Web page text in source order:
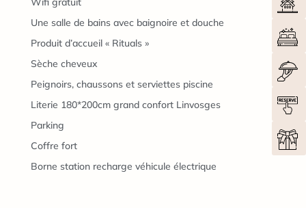
Une salle de bains avec baignoire et douche
Produit d’accueil « Rituals »
Sèche cheveux
Peignoirs, chaussons et serviettes piscine
Literie 180*200cm grand confort Linvosges
Parking
Coffre fort
Borne station recharge véhicule électrique